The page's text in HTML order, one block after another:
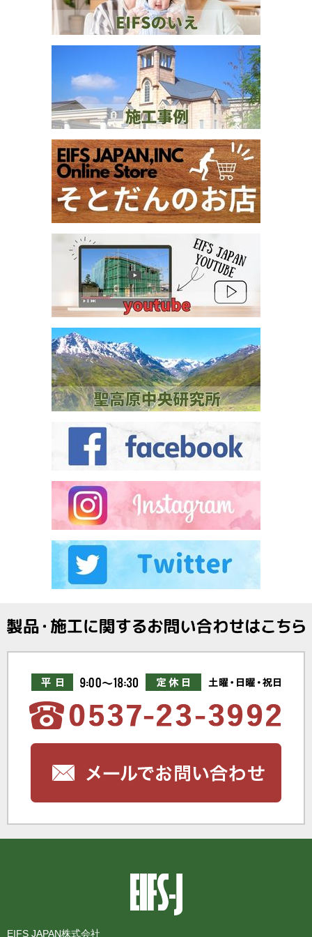
EIFS JAPAN株式会社